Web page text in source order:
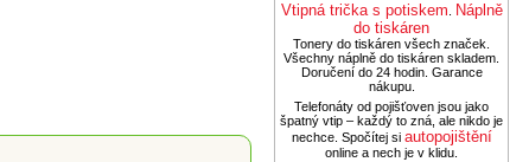
Vtipná trička s potiskem Náplně
do tiskáren
Tonery do tiskáren všech značek.
Všechny náplně do tiskáren skladem.
Doručení do 24 hodin. Garance
nákupu.
Telefonáty od pojišťoven jsou jako
špatný vtip – každý to zná, ale nikdo je
nechce. Spočítej si autopojištění
online a nech je v klidu.